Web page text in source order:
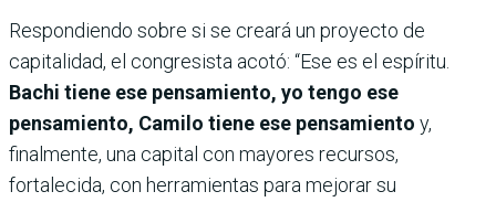
Respondiendo sobre si se creará un proyecto de
capitalidad, el congresista acotó: “Ese es el espíritu.
Bachi tiene ese pensamiento, yo tengo ese
pensamiento, Camilo tiene ese pensamiento y,
finalmente, una capital con mayores recursos,
fortalecida, con herramientas para mejorar su